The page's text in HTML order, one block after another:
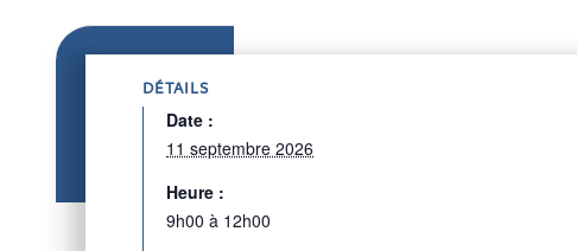
DÉTAILS
Date :
11 septembre 2026
Heure :
9h00 à 12h00